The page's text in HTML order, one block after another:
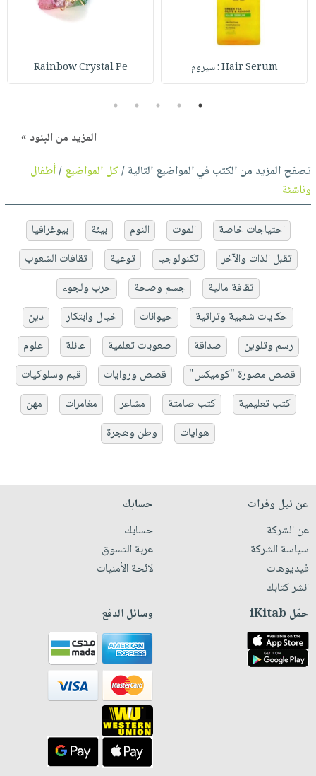
Hair Serum : سيروم Rainbow Crystal Pe
1
2
3
4
5
المزيد من البنود »
تصفح المزيد من الكتب في المواضيع التالية /كل المواضيع/أطفال
وناشئة
احتياجات خاصة الموت النوم بيئة
بيوغرافيا
تقبل الذات والآخر
تكنولوجيا توعية
ثقافات الشعوب
ثقافة مالية
جسم وصحة
حرب ولجوء
حكايات شعبية وتراثية
حيوانات خيال وابتكار
دين
رسم وتلوين
صداقة صعوبات تعلمية عائلة
علوم
قصص مصورة "كوميكس"
قصص وروايات
قيم وسلوكيات
كتب تعليمية
كتب صامتة مشاعر مغامرات
مهن
هوايات
وطن وهجرة
عن نيل وفرات
عن الشركة
سياسة الشركة
فيديوهات
انشر كتابك
حسابك
حسابك
عربة التسوق
لائحة الأمنيات
حمّل iKitab وسائل الدفع